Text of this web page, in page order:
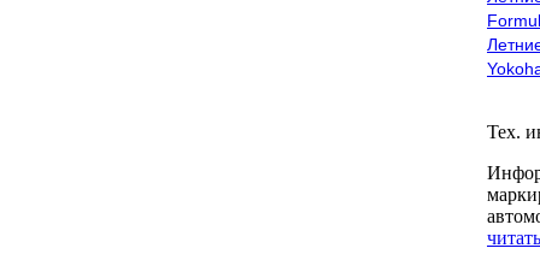
Тех.